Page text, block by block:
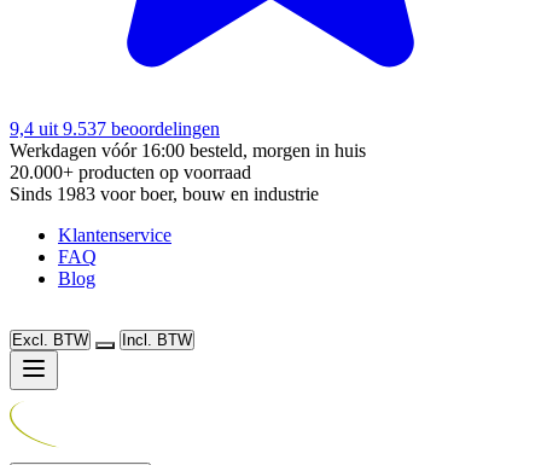
9,4 uit 9.537 beoordelingen
Werkdagen vóór 16:00 besteld, morgen in huis
20.000+ producten op voorraad
Sinds 1983 voor boer, bouw en industrie
Klantenservice
FAQ
Blog
Excl. BTW Incl. BTW